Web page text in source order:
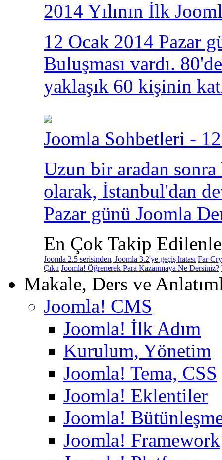
2014 Yılının İlk
12 Ocak 2014 Pazar
Buluşması vardı.
yaklaşık 60 kişinin
Joomla Sohbetleri -
Uzun bir aradan
olarak, İstanbul'dan
Pazar günü Joomla
En Çok Takip
Joomla 2.5 serisinden, Joomla 3.2'ye geçiş hatası Far
Çıktı Joomla! Öğrenerek Para Kazanmaya Ne Dersiniz?
Makale, Ders ve
Joomla! CMS
Joomla! İlk Adım
Kurulum, Yönetim
Joomla! Tema, CSS
Joomla! Eklentiler
Joomla!
Joomla! Framework